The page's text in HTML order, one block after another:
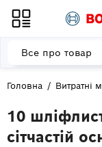
Головна Витратні
10
сітчастій
Все про товар